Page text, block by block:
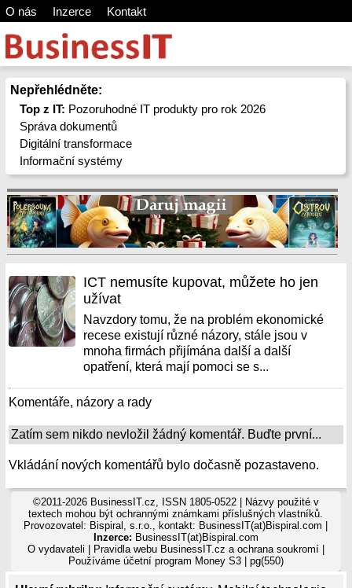
O nás Inzerce Kontakt
Nepřehlédněte:
Top z IT: Pozoruhodné IT produkty pro rok 2026
Správa dokumentů
Digitální transformace
Informační systémy
ICT nemusíte kupovat, můžete ho jen
užívat
Navzdory tomu, že na problém ekonomické
recese existují různé názory, stále jsou v
mnoha firmách přijímána další a další
opatření, která mají pomoci se s...
Komentáře, názory a rady
Zatím sem nikdo nevložil žádný komentář. Buďte první...
Vkládání nových komentářů bylo dočasně pozastaveno.
©2011-2026 BusinessIT.cz, ISSN 1805-0522 | Názvy použité v
textech mohou být ochrannými známkami příslušných vlastníků.
Provozovatel: Bispiral, s.r.o., kontakt: BusinessIT(at)Bispiral.com |
Inzerce: BusinessIT(at)Bispiral.com
O vydavateli
Pravidla webu BusinessIT.cz a ochrana soukromí|
Používáme účetní program Money S3| pg(550)